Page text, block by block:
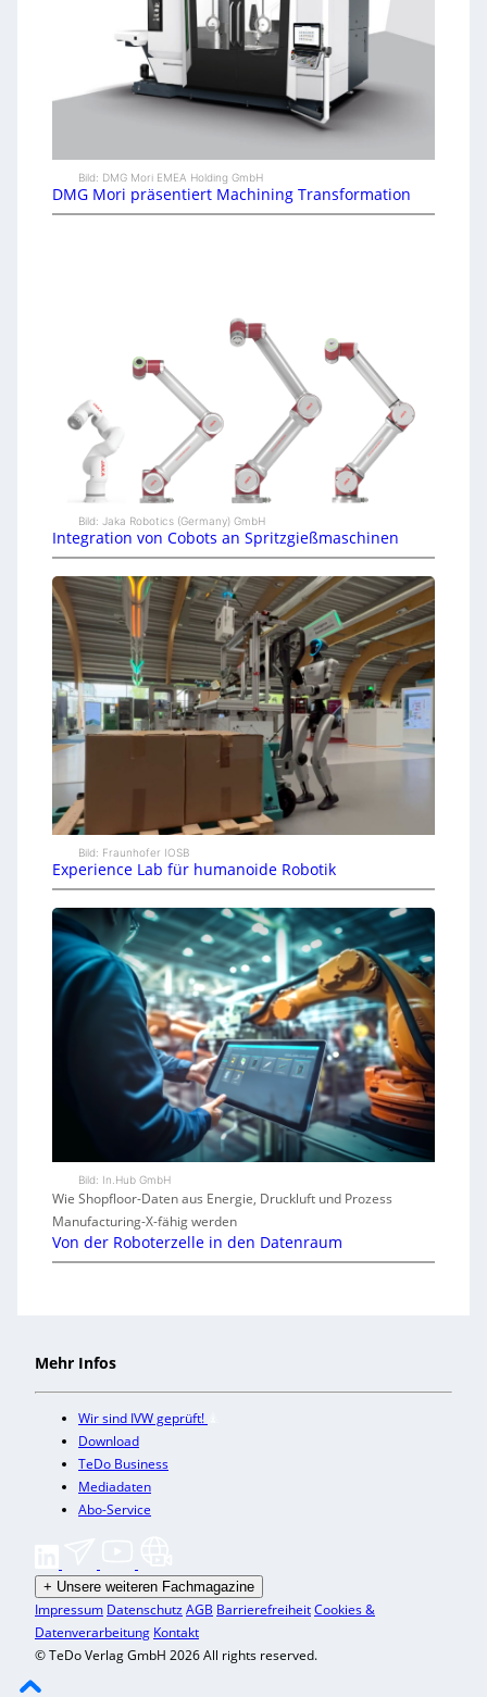
Bild: DMG Mori EMEA Holding GmbH
DMG Mori präsentiert Machining Transformation
Bild: Jaka Robotics (Germany) GmbH
Integration von Cobots an Spritzgießmaschinen
Bild: Fraunhofer IOSB
Experience Lab für humanoide Robotik
Bild: In.Hub GmbH
Wie Shopfloor-Daten aus Energie, Druckluft und Prozess
Manufacturing-X-fähig werden
Von der Roboterzelle in den Datenraum
Mehr Infos
Wir sind IVW geprüft!
Download
TeDo Business
Mediadaten
Abo-Service
+ Unsere weiteren Fachmagazine
Impressum DatenschutzAGB BarrierefreiheitCookies &
Datenverarbeitung Kontakt
© TeDo Verlag GmbH 2026 All rights reserved.